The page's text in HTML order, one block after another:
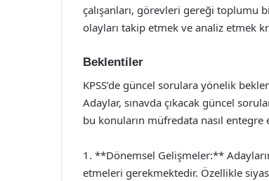
çalışanları, görevleri gereği
olayları takip etmek ve analiz etmek
Beklentiler
KPSS’de güncel sorulara yönelik
Adaylar, sınavda çıkacak güncel
bu konuların müfredata nasıl
1. **Dönemsel Gelişmeler:**
etmeleri gerekmektedir. Özellikle